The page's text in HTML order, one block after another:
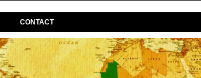
CONTACT